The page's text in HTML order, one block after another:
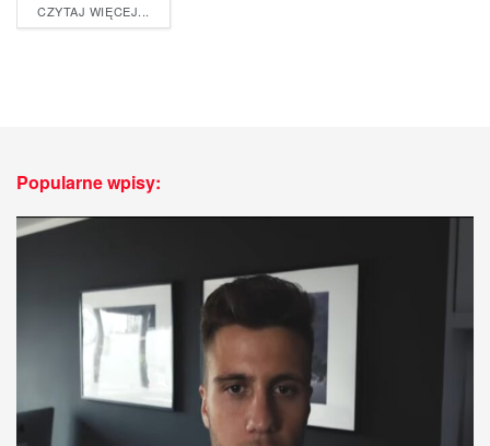
CZYTAJ WIĘCEJ...
Popularne wpisy: